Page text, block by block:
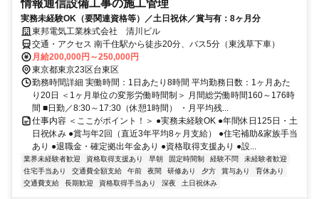
情報通信設備工事の施工管理
実務未経験OK（要関連資格等）／土日祝休／賞与有：8ヶ月分
東邦電気工業株式会社 清川ビル
交通・アクセス 南千住駅から徒歩20分、バス5分（東浅草下車）
月給200,000円～250,000円
東京都東京23区台東区
勤務時間詳細 実働時間：1日あたり8時間 平均勤務日数：1ヶ月あた
り20日 ＜1ヶ月単位の変形労働時間制＞ 月間総労働時間160～176時
間 ■日勤／8:30～17:30（休憩1時間） ・月平均残...
仕事内容 ＜ここがポイント！＞ ●実務未経験OK ●年間休日125日・土
日祝休み ●賞与年2回（直近3年平均8ヶ月支給） ●住宅補助&家族手当
あり ●退職金・確定拠出年金あり ●資格取得支援あり ●設...
業界未経験者歓迎 資格取得支援あり 早朝 固定時間制 経験不問
未経験者歓迎
住宅手当あり
交通費全額支給 午前 夜間 研修あり 夕方 賞与あり
育休あり
交通費支給
長期歓迎 資格取得手当あり 深夜 土日祝休み